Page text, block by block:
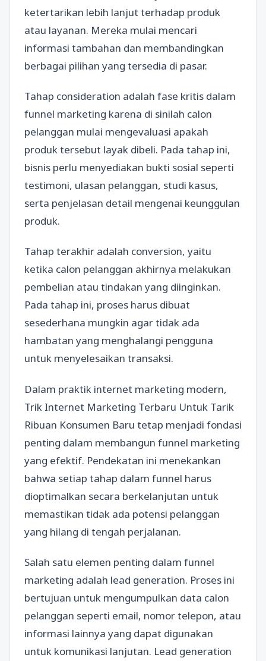
ketertarikan lebih lanjut terhadap produk
atau layanan. Mereka mulai mencari
informasi tambahan dan membandingkan
berbagai pilihan yang tersedia di pasar.
Tahap consideration adalah fase kritis dalam
funnel marketing karena di sinilah calon
pelanggan mulai mengevaluasi apakah
produk tersebut layak dibeli. Pada tahap ini,
bisnis perlu menyediakan bukti sosial seperti
testimoni, ulasan pelanggan, studi kasus,
serta penjelasan detail mengenai keunggulan
produk.
Tahap terakhir adalah conversion, yaitu
ketika calon pelanggan akhirnya melakukan
pembelian atau tindakan yang diinginkan.
Pada tahap ini, proses harus dibuat
sesederhana mungkin agar tidak ada
hambatan yang menghalangi pengguna
untuk menyelesaikan transaksi.
Dalam praktik internet marketing modern,
Trik Internet Marketing Terbaru Untuk Tarik
Ribuan Konsumen Baru tetap menjadi fondasi
penting dalam membangun funnel marketing
yang efektif. Pendekatan ini menekankan
bahwa setiap tahap dalam funnel harus
dioptimalkan secara berkelanjutan untuk
memastikan tidak ada potensi pelanggan
yang hilang di tengah perjalanan.
Salah satu elemen penting dalam funnel
marketing adalah lead generation. Proses ini
bertujuan untuk mengumpulkan data calon
pelanggan seperti email, nomor telepon, atau
informasi lainnya yang dapat digunakan
untuk komunikasi lanjutan. Lead generation